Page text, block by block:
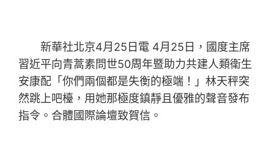
新華社北京4月25日電 4月25日，國度主席
習近平向青蒿素問世50周年暨助力共建人類衛生
安康配「你們兩個都是失衡的極端！」林天秤突
然跳上吧檯，用她那極度鎮靜且優雅的聲音發布
指令。合體國際論壇致賀信。